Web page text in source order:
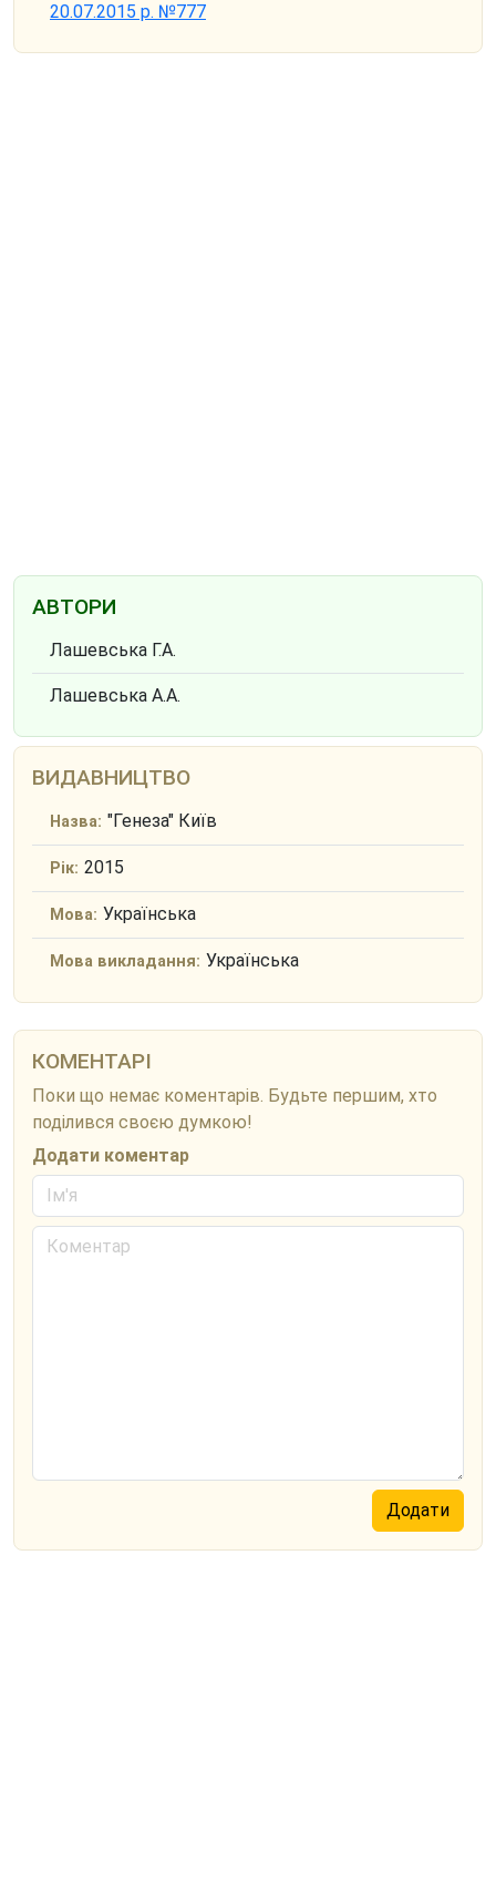
20.07.2015 р. №777
АВТОРИ
Лашевська Г.А.
Лашевська А.А.
ВИДАВНИЦТВО
Назва: "Генеза" Київ
Рік: 2015
Мова: Українська
Мова викладання: Українська
КОМЕНТАРІ
Поки що немає коментарів. Будьте першим, хто
поділився своєю думкою!
Додати коментар